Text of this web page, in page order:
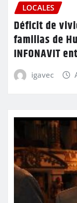
LOCALES
Déficit de
familias de
INFONAVIT
igavec